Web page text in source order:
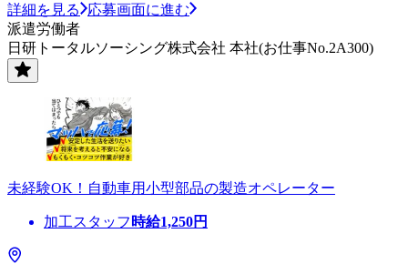
詳細を見る
応募画面に進む
派遣労働者
日研トータルソーシング株式会社 本社(お仕事No.2A300)
未経験OK！自動車用小型部品の製造オペレーター
加工スタッフ 時給1,250円